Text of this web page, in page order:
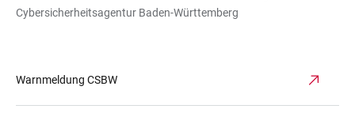
Cybersicherheitsagentur Baden-Württemberg
Warnmeldung CSBW